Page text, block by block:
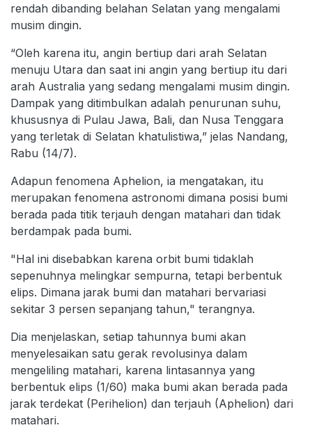
rendah dibanding belahan Selatan yang mengalami
musim dingin.
“Oleh karena itu, angin bertiup dari arah Selatan
menuju Utara dan saat ini angin yang bertiup itu dari
arah Australia yang sedang mengalami musim dingin.
Dampak yang ditimbulkan adalah penurunan suhu,
khususnya di Pulau Jawa, Bali, dan Nusa Tenggara
yang terletak di Selatan khatulistiwa,” jelas Nandang,
Rabu (14/7).
Adapun fenomena Aphelion, ia mengatakan, itu
merupakan fenomena astronomi dimana posisi bumi
berada pada titik terjauh dengan matahari dan tidak
berdampak pada bumi.
"Hal ini disebabkan karena orbit bumi tidaklah
sepenuhnya melingkar sempurna, tetapi berbentuk
elips. Dimana jarak bumi dan matahari bervariasi
sekitar 3 persen sepanjang tahun," terangnya.
Dia menjelaskan, setiap tahunnya bumi akan
menyelesaikan satu gerak revolusinya dalam
mengeliling matahari, karena lintasannya yang
berbentuk elips (1/60) maka bumi akan berada pada
jarak terdekat (Perihelion) dan terjauh (Aphelion) dari
matahari.